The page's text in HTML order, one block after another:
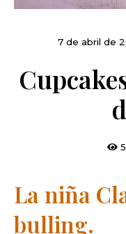
7 de abril de
La niña
bulling.